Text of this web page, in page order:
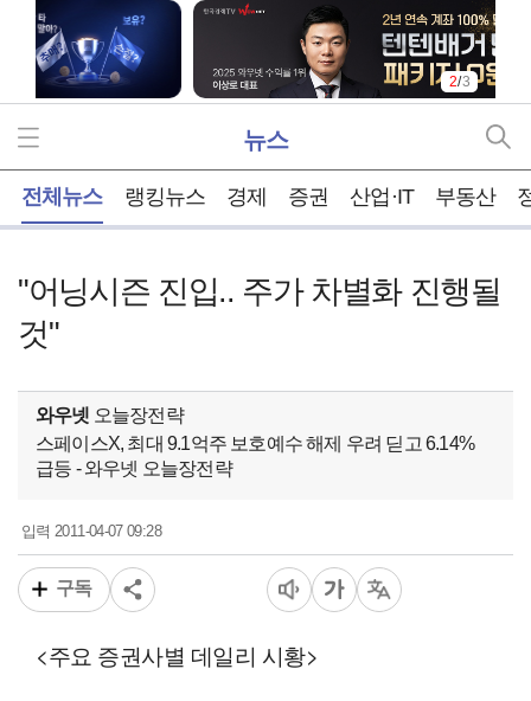
2/3
뉴스
전체뉴스 랭킹뉴스 경제 증권 산업·IT 부동산
"어닝시즌 진입.. 주가 차별화 진행될
것"
와우넷 오늘장전략
스페이스X, 최대 9.1억주 보호예수 해제 우려 딛고 6.14%
급등 - 와우넷 오늘장전략
입력 2011-04-07 09:28
구독
<주요 증권사별 데일리 시황>